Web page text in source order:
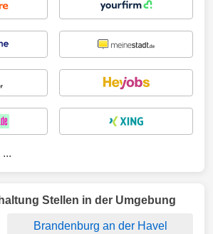
Stellen in der Umgebung
Brandenburg an der Havel